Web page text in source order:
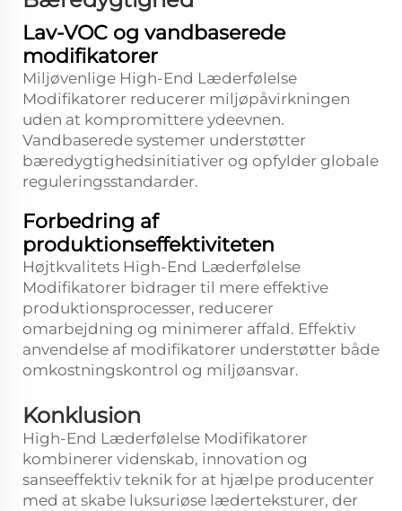
Lav-VOC og vandbaserede
modifikatorer
Miljøvenlige High-End Læderfølelse
Modifikatorer reducerer miljøpåvirkningen
uden at kompromittere ydeevnen.
Vandbaserede systemer understøtter
bæredygtighedsinitiativer og opfylder globale
reguleringsstandarder.
Forbedring af
produktionseffektiviteten
Højtkvalitets High-End Læderfølelse
Modifikatorer bidrager til mere effektive
produktionsprocesser, reducerer
omarbejdning og minimerer affald. Effektiv
anvendelse af modifikatorer understøtter både
omkostningskontrol og miljøansvar.
Konklusion
High-End Læderfølelse Modifikatorer
kombinerer videnskab, innovation og
sanseeffektiv teknik for at hjælpe producenter
med at skabe luksuriøse læderteksturer, der